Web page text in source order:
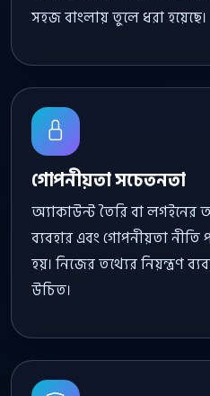
সহজ বাংলায় তুলে ধরা হয়েছে।
গোপনীয়তা সচেতনতা
অ্যাকাউন্ট তৈরি বা লগইনের
ব্যবহার এবং গোপনীয়তা নীতি
হয়। নিজের তথ্যের নিয়ন্ত্রণ
উচিত।